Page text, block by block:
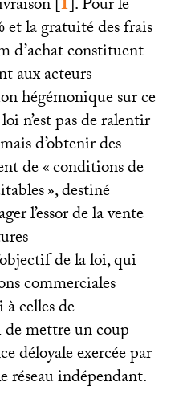
[1]. Pour le
et la gratuité des frais
d’achat constituent
aux acteurs
hégémonique sur ce
n’est pas de ralentir
d’obtenir des
de «conditions de
», destiné
l’essor de la vente
de la loi, qui
commerciales
celles de
de mettre un coup
déloyale exercée par
réseau indépendant.